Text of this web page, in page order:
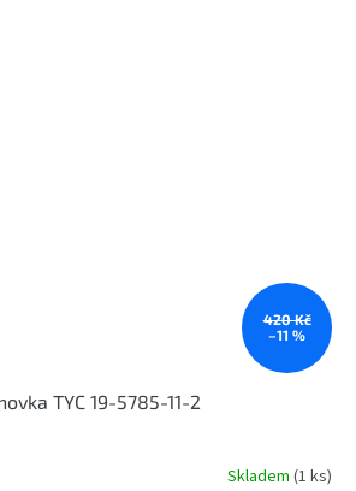
420 Kč
–11 %
TYC 19-5785-11-2
Skladem (1 ks)